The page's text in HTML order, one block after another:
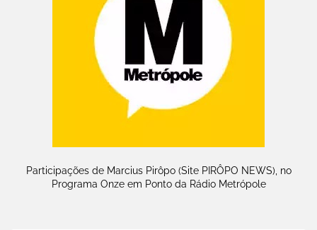
Participações de Marcius Pirôpo (Site PIRÔPO NEWS), no
Programa Onze em Ponto da Rádio Metrópole